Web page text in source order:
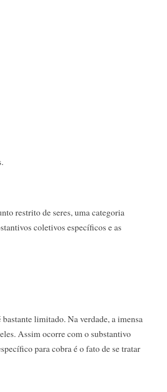
restrito de seres, uma categoria
coletivos específicos e as
limitado. Na verdade, a imensa
Assim ocorre com o substantivo
para cobra é o fato de se tratar